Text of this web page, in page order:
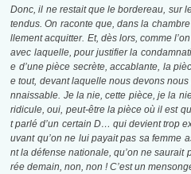
Donc, il ne restait que le bordereau, sur
tendus. On raconte que, dans la
llement acquitter. Et, dès lors, comme
avec laquelle, pour justifier la
e d’une pièce secrète, accablante, la
e tout, devant laquelle nous devons
nnaissable. Je la nie, cette pièce, je la
ridicule, oui, peut-être la pièce où il est
t parlé d’un certain D… qui devient trop
uvant qu’on ne lui payait pas sa femme
nt la défense nationale, qu’on ne saurait
rée demain, non, non ! C’est un